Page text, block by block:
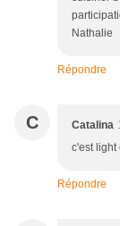
Nathalie
Répondre
C Catalina
c'est light
Répondre